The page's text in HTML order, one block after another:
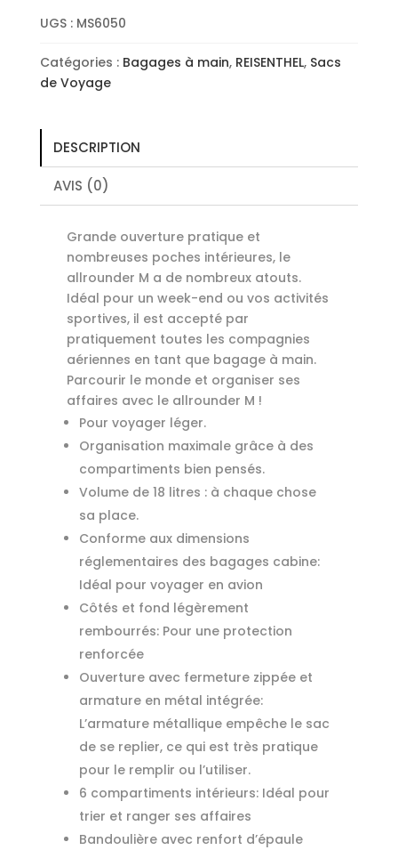
Mettalic
Dots
Coffee
UGS : MS6050
Catégories : Bagages à main, REISENTHEL, Sacs
de Voyage
DESCRIPTION
AVIS (0)
Grande ouverture pratique et
nombreuses poches intérieures, le
allrounder M a de nombreux atouts.
Idéal pour un week-end ou vos activités
sportives, il est accepté par
pratiquement toutes les compagnies
aériennes en tant que bagage à main.
Parcourir le monde et organiser ses
affaires avec le allrounder M !
Pour voyager léger.
Organisation maximale grâce à des
compartiments bien pensés.
Volume de 18 litres : à chaque chose
sa place.
Conforme aux dimensions
réglementaires des bagages cabine:
Idéal pour voyager en avion
Côtés et fond légèrement
rembourrés: Pour une protection
renforcée
Ouverture avec fermeture zippée et
armature en métal intégrée:
L’armature métallique empêche le sac
de se replier, ce qui est très pratique
pour le remplir ou l’utiliser.
6 compartiments intérieurs: Idéal pour
trier et ranger ses affaires
Bandoulière avec renfort d’épaule